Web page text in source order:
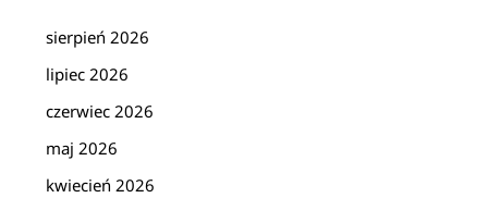
sierpień 2026
lipiec 2026
czerwiec 2026
maj 2026
kwiecień 2026